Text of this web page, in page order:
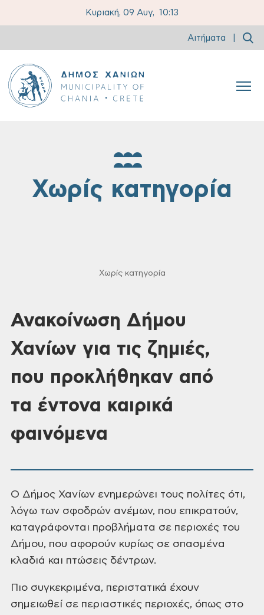
Κυριακή, 09 Αυγ, 10:13
Αιτήματα
Χωρίς κατηγορία
Χωρίς κατηγορία
Ανακοίνωση Δήμου
Χανίων για τις ζημιές,
που προκλήθηκαν από
τα έντονα καιρικά
φαινόμενα
Ο Δήμος Χανίων ενημερώνει τους πολίτες ότι,
λόγω των σφοδρών ανέμων, που επικρατούν,
καταγράφονται προβλήματα σε περιοχές του
Δήμου, που αφορούν κυρίως σε σπασμένα
κλαδιά και πτώσεις δέντρων.
Πιο συγκεκριμένα, περιστατικά έχουν
σημειωθεί σε περιαστικές περιοχές, όπως στο